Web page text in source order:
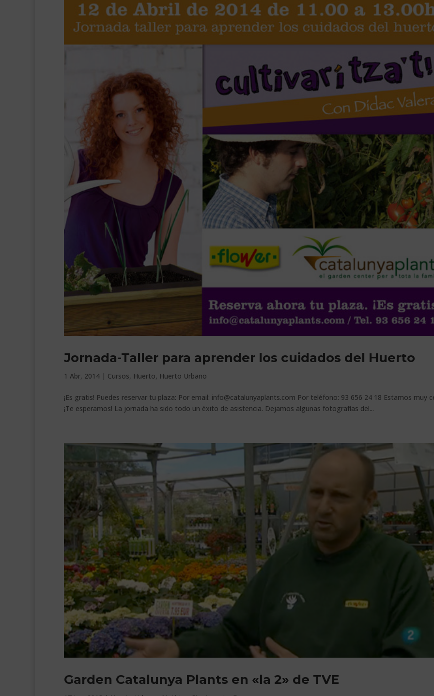
Jornada-Taller para aprender los cuidados del Huerto
1 Abr, 2014 | Cursos, Huerto, Huerto Urbano
¡Es gratis! Puedes reservar tu plaza: Por email: info@catalunyaplants.com Por teléfono: 93 656 24 18 Estamos muy
¡Te esperamos! La jornada ha sido todo un éxito de asistencia. Dejamos algunas fotografías del...
Garden Catalunya Plants en «la 2» de TVE